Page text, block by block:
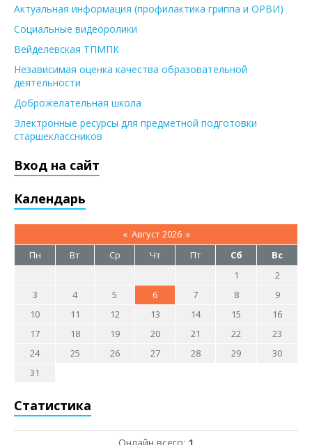
Актуальная информация (профилактика гриппа и ОРВИ)
Социальные видеоролики
Вейделевская ТПМПК
Независимая оценка качества образовательной
деятельности
Доброжелательная школа
Электронные ресурсы для предметной подготовки
старшеклассников
Вход на сайт
Календарь
« Август 2026 »
Пн
Вт Ср Чт Пт Сб
Вс
1
2
3
4 5 6 7 8
9
10
11 12 13 14 15
16
17
18 19 20 21 22
23
24
25 26 27 28 29
30
31
Статистика